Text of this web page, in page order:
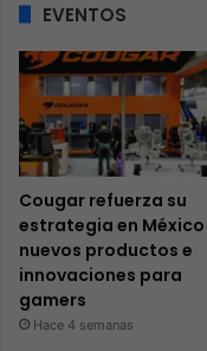
EVENTOS
Cougar refuerza su
estrategia en
nuevos productos e
innovaciones para
gamers
Hace 4 semanas